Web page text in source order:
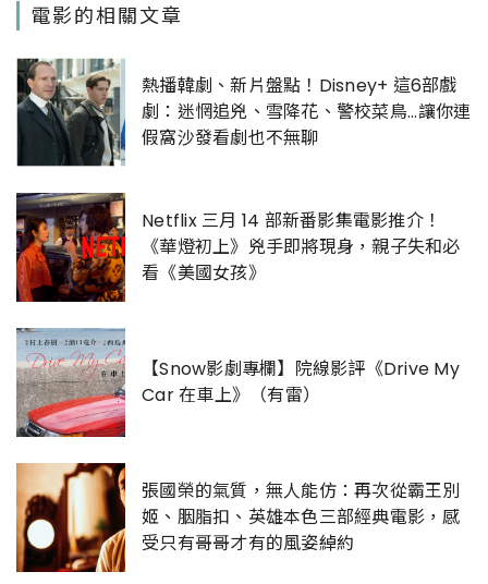
電影的相關文章
熱播韓劇、新片盤點！Disney+ 這6部戲
劇：迷惘追兇、雪降花、警校菜鳥...讓你連
假窩沙發看劇也不無聊
Netflix 三月 14 部新番影集電影推介！
《華燈初上》兇手即將現身，親子失和必
看《美國女孩》
【Snow影劇專欄】院線影評《Drive My
Car 在車上》（有雷）
張國榮的氣質，無人能仿：再次從霸王別
姬、胭脂扣、英雄本色三部經典電影，感
受只有哥哥才有的風姿綽約